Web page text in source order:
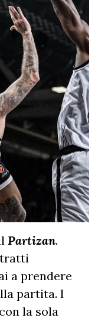
Partizan.
tratti
a prendere
partita. I
la sola